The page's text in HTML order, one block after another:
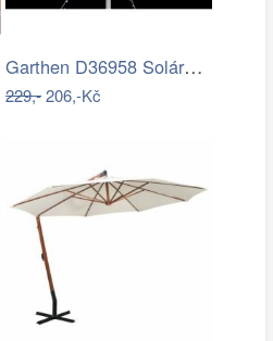
Garthen D36958 Solární blikající řetěz…
229,-206,-Kč